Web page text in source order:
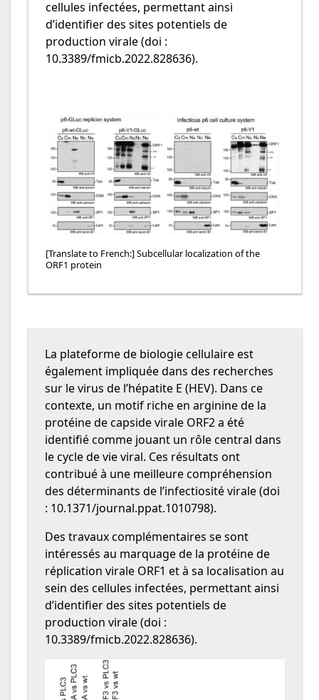
cellules infectées, permettant ainsi
d’identifier des sites potentiels de
production virale (doi :
10.3389/fmicb.2022.828636).
[Translate to French:] Subcellular localization of the
ORF1 protein
La plateforme de biologie cellulaire est
également impliquée dans des recherches
sur le virus de l’hépatite E (HEV). Dans ce
contexte, un motif riche en arginine de la
protéine de capside virale ORF2 a été
identifié comme jouant un rôle central dans
le cycle de vie viral. Ces résultats ont
contribué à une meilleure compréhension
des déterminants de l’infectiosité virale (doi
: 10.1371/journal.ppat.1010798).
Des travaux complémentaires se sont
intéressés au marquage de la protéine de
réplication virale ORF1 et à sa localisation au
sein des cellules infectées, permettant ainsi
d’identifier des sites potentiels de
production virale (doi :
10.3389/fmicb.2022.828636).